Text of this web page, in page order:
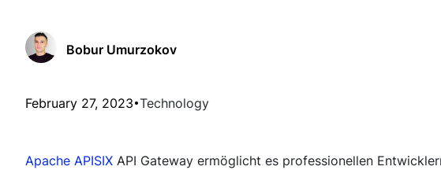
Bobur Umurzokov
February 27, 2023 Technology
Apache APISIX API Gateway ermöglicht es professionellen